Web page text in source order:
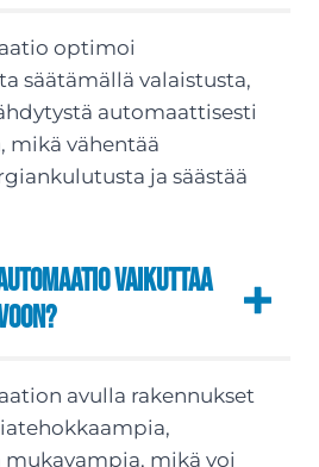
optimoi
säätämällä valaistusta,
automaattisesti
mikä vähentää
ja säästää
vaikuttaa
avulla rakennukset
mikä voi